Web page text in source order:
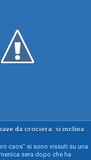
da crociera: si inclina
caos" si sono vissuti su una
sera dopo che ha